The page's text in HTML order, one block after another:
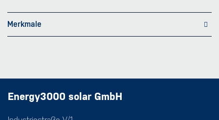
Merkmale
Energy3000 solar GmbH